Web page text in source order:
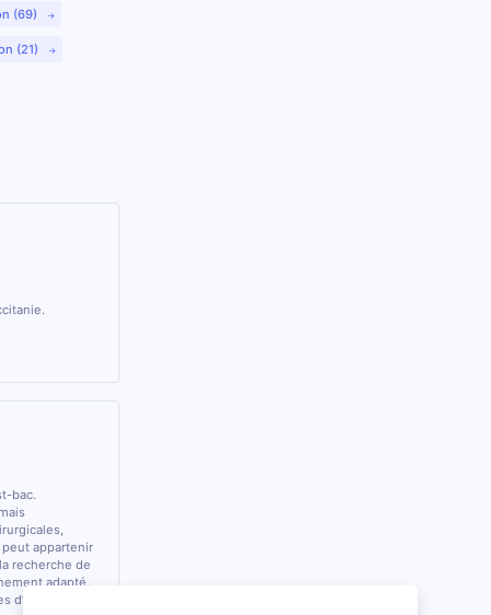
(69)
(21)
bac.
appartenir
recherche de
adapté.